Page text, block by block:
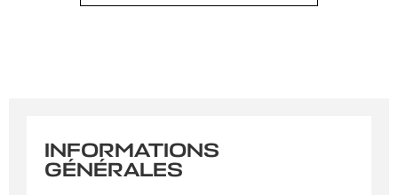
INFORMATIONS
GÉNÉRALES